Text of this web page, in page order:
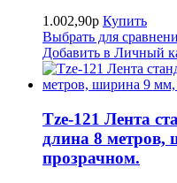
1.002,90р Купить
Выбрать для
Добавить в Личный
Tze-121 Лента
длина 8 метров,
прозрачном.